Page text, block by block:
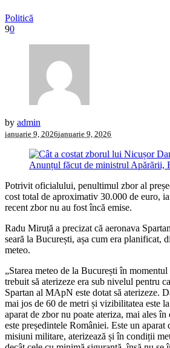
Politică
90
by admin
ianuarie 9, 2026ianuarie 9, 2026
Potrivit oficialului, penultimul zbor al
cost total de aproximativ 30.000 de euro,
recent zbor nu au fost încă emise.
Radu Miruță a precizat că aeronava
seară la București, așa cum era planificat,
meteo.
„Starea meteo de la București în
trebuit să aterizeze era sub nivelul pentru
Spartan al MApN este dotat să aterizeze.
mai jos de 60 de metri și vizibilitatea este
aparat de zbor nu poate ateriza, mai ales
este președintele României. Este un
misiuni militare, aterizează și în condiții